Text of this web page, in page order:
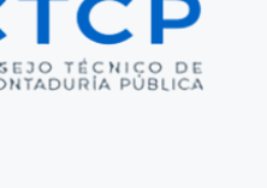
la Contaduría
web